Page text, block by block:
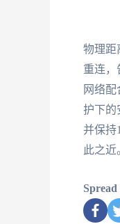
物理距
重连，
网络
护下的
并保持
此之近
Spread